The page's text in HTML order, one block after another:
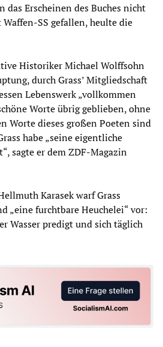
das Erscheinen des Buches nicht
Waffen-SS gefallen, heulte die
Historiker Michael Wolffsohn
durch Grass’ Mitgliedschaft
Lebenswerk „vollkommen
Worte übrig geblieben, ohne
Worte dieses großen Poeten sind
habe „seine eigentliche
sagte er dem ZDF-Magazin
Karasek warf Grass
„eine furchtbare Heuchelei“ vor:
Wasser predigt und sich täglich